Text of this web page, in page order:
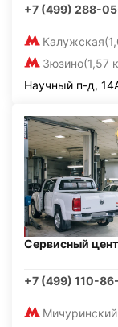
+7 (499) 288-
Калужская
Зюзино(1,57
Научный п-д,
Сервисный
+7 (499) 110-